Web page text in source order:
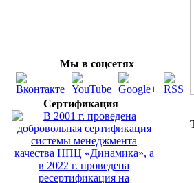
Мы в соцсетях
Сертификация